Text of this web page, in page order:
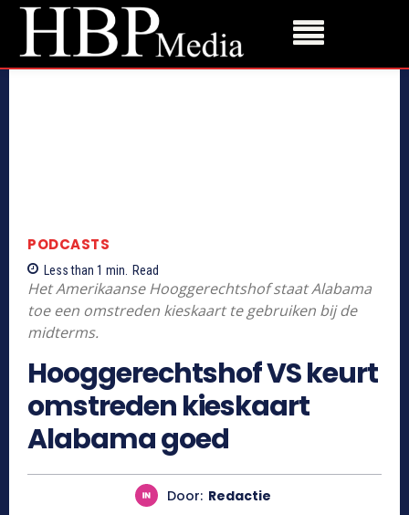
PODCASTS
Less than 1 min. Read
Het Amerikaanse Hooggerechtshof staat Alabama
toe een omstreden kieskaart te gebruiken bij de
midterms.
Hooggerechtshof VS keurt
omstreden kieskaart
Alabama goed
Door: Redactie